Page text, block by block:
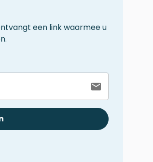
een link waarmee u